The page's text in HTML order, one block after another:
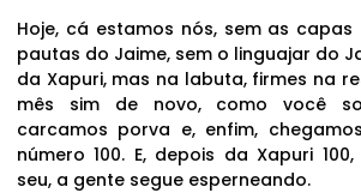
Hoje, cá estamos nós, sem as capas
pautas do Jaime, sem o linguajar do
da Xapuri, mas na labuta, firmes na
mês sim de novo, como você
carcamos porva e, enfim,
número 100. E, depois da Xapuri
seu, a gente segue esperneando.